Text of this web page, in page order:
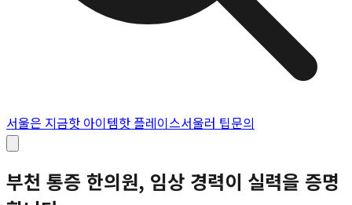
서울은 지금핫 아이템핫 플레이스서울러 팁문의
부천 통증 한의원, 임상 경력이 실력을 증명